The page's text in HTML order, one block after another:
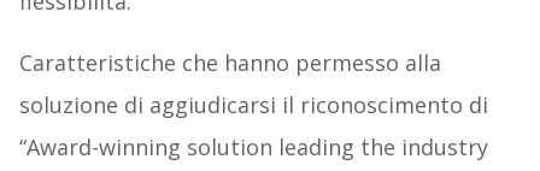
Caratteristiche che hanno permesso alla
soluzione di aggiudicarsi il riconoscimento di
“Award-winning solution leading the industry